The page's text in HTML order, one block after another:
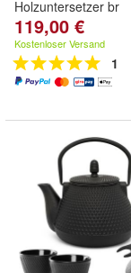
Holzuntersetzer br
119,00 €
Kostenloser Versand
1